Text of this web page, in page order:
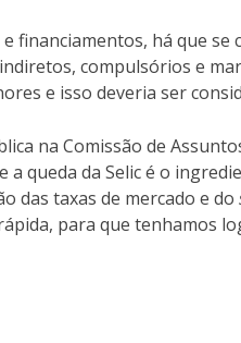
financiamentos, há que
compulsórios e
e isso deveria ser
na Comissão de
a queda da Selic é o
das taxas de mercado e do
para que tenhamos